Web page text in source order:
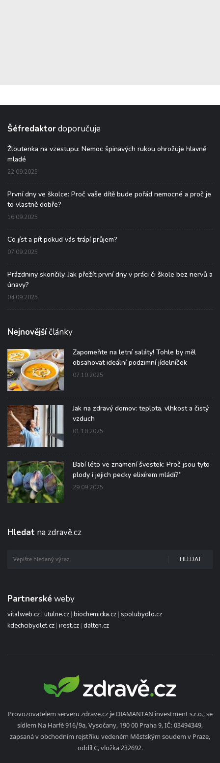
Šéfredaktordoporučuje
Žloutenka na vzestupu: Nemoc špinavých rukou ohrožuje hlavně
mladé
22.09.2025
První dny ve školce: Proč vaše dítě bude pořád nemocné a proč je
to vlastně dobře?
16.09.2025
Co jíst a pít pokud vás trápí průjem?
07.09.2025
Prázdniny skončily. Jak přežít první dny v práci či škole bez nervů a
únavy?
04.09.2025
Nejnovějšíčlánky
Zapomeňte na letní saláty! Tohle by měl
obsahovat ideální podzimní jídelníček
07.10.2025
Jak na zdravý domov: teplota, vlhkost a čistý
vzduch
01.10.2025
Babí léto ve znamení švestek: Proč jsou tyto
plody i jejich pecky elixírem mládí?“
29.09.2025
Hledat na zdravě.cz
HLEDAT
Partnerské weby
vitalweb.cz | utulne.cz | biochemicka.cz | spolubydlo.cz
kdechcibydlet.cz | irest.cz | dalten.cz
Provozovatelem serveru zdrave.cz je DIAMANTAN investment s.r.o., se
sídlem Na Harfě 916/9a, Vysočany, 190 00 Praha 9, IČ: 03494349,
zapsaná v obchodním rejstříku vedeném Městským soudem v Praze,
oddíl C, vložka 232692.